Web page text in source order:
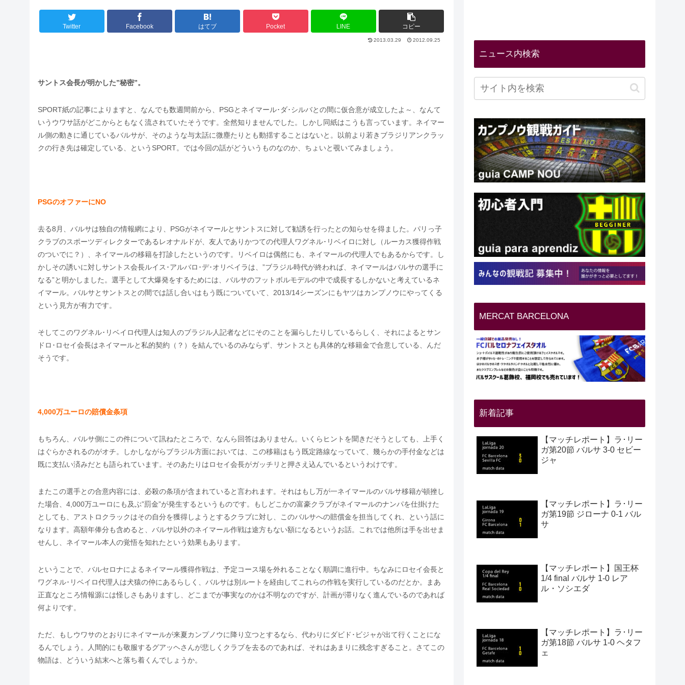
Twitter Facebook はてブ Pocket LINE コピー
2013.03.29 2012.09.25
サントス会長が明かした”秘密”。
SPORT紙の記事によりますと、なんでも数週間前から、PSGとネイマール･ダ･シルバとの間に仮合意が成立したよ～、なんて
いうウワサ話がどこからともなく流されていたそうです。全然知りませんでした。しかし同紙はこうも言っています。ネイマー
ル側の動きに通じているバルサが、そのような与太話に微塵たりとも動揺することはないと。以前より若きブラジリアンクラッ
クの行き先は確定している、というSPORT。では今回の話がどういうものなのか、ちょいと覗いてみましょう。
PSGのオファーにNO
去る8月、バルサは独自の情報網により、PSGがネイマールとサントスに対して勧誘を行ったとの知らせを得ました。パリっ子
クラブのスポーツディレクターであるレオナルドが、友人でありかつての代理人ワグネル･リベイロに対し（ルーカス獲得作戦
のついでに？）、ネイマールの移籍を打診したというのです。リベイロは偶然にも、ネイマールの代理人でもあるからです。し
かしその誘いに対しサントス会長ルイス･アルバロ･デ･オリベイラは、”ブラジル時代が終われば、ネイマールはバルサの選手に
なる”と明かしました。選手として大爆発をするためには、バルサのフットボルモデルの中で成長するしかないと考えているネ
イマール。バルサとサントスとの間では話し合いはもう既についていて、2013/14シーズンにもヤツはカンプノウにやってくる
という見方が有力です。
そしてこのワグネル･リベイロ代理人は知人のブラジル人記者などにそのことを漏らしたりしているらしく、それによるとサン
ドロ･ロセイ会長はネイマールと私的契約（？）を結んでいるのみならず、サントスとも具体的な移籍金で合意している、んだ
そうです。
4,000万ユーロの賠償金条項
もちろん、バルサ側にこの件について訊ねたところで、なんら回答はありません。いくらヒントを聞きだそうとしても、上手く
はぐらかされるのがオチ。しかしながらブラジル方面においては、この移籍はもう既定路線なっていて、幾らかの手付金などは
既に支払い済みだとも語られています。そのあたりはロセイ会長がガッチリと押さえ込んでいるというわけです。
またこの選手との合意内容には、必殺の条項が含まれていると言われます。それはもし万が一ネイマールのバルサ移籍が頓挫し
た場合、4,000万ユーロにも及ぶ”罰金”が発生するというものです。もしどこかの富豪クラブがネイマールのナンパを仕掛けた
としても、アストロクラックはその自分を獲得しようとするクラブに対し、このバルサへの賠償金を担当してくれ、という話に
なります。高額年俸分も含めると、バルサ以外のネイマール作戦は途方もない額になるというお話。これでは他所は手を出せま
せんし、ネイマール本人の覚悟を知れたという効果もあります。
ということで、バルセロナによるネイマール獲得作戦は、予定コース場を外れることなく順調に進行中。ちなみにロセイ会長と
ワグネル･リベイロ代理人は犬猿の仲にあるらしく、バルサは別ルートを経由してこれらの作戦を実行しているのだとか。まあ
正直なところ情報源には怪しさもありますし、どこまでが事実なのかは不明なのですが、計画が滞りなく進んでいるのであれば
何よりです。
ただ、もしウワサのとおりにネイマールが来夏カンプノウに降り立つとするなら、代わりにダビド･ビジャが出て行くことにな
るんでしょう。人間的にも敬服するグアッヘさんが悲しくクラブを去るのであれば、それはあまりに残念すぎること。さてこの
物語は、どういう結末へと落ち着くんでしょうか。
ニュース内検索
MERCAT BARCELONA
新着記事
【マッチレポート】ラ･リー
ガ第20節 バルサ 3-0 セビー
ジャ
【マッチレポート】ラ･リー
ガ第19節 ジローナ 0-1 バル
サ
【マッチレポート】国王杯
1/4 final バルサ 1-0 レア
ル・ソシエダ
【マッチレポート】ラ･リー
ガ第18節 バルサ 1-0 ヘタフ
ェ